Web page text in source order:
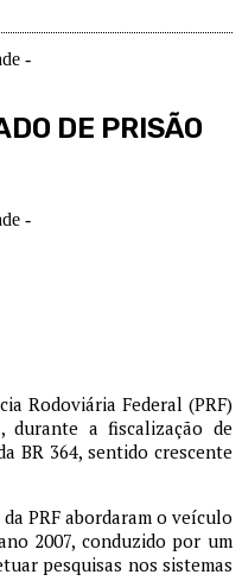
-
DE PRISÃO
-
Rodoviária Federal (PRF)
durante a fiscalização de
BR 364, sentido crescente
PRF abordaram o veículo
2007, conduzido por um
pesquisas nos sistemas